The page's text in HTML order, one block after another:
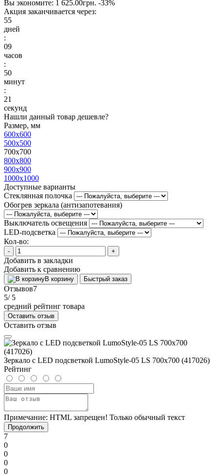
Вы экономите: 1 625.00грн. -33%
Акция заканчивается через:
55
дней
:
09
часов
:
50
минут
:
21
секунд
Нашли данный товар дешевле?
Размер, мм
600x600
500x500
700x700
800x800
900x900
1000x1000
Доступные варианты
Стеклянная полочка
Обогрев зеркала (антизапотевания)
Выключатель освещения
LED-подсветка
Кол-во:
- +
Добавить в закладки
Добавить к сравнению
В корзину Быстрый заказ
Отзывов7
5/ 5
средний рейтинг товара
Оставить отзыв
Оставить отзыв
Зеркало с LED подсветкой LumoStyle-05 LS 700x700 (417026)
Рейтинг
Примечание: HTML запрещен! Только обычный текст
Продолжить
7
0
0
0
0